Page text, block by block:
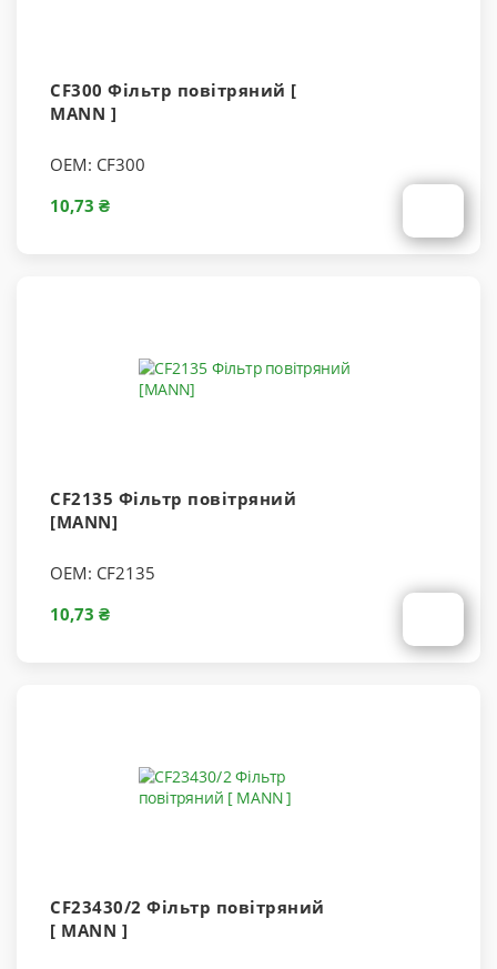
CF300 Фільтр повітряний [
MANN ]
OEM: CF300
10,73 ₴
CF2135 Фільтр повітряний
[MANN]
OEM: CF2135
10,73 ₴
CF23430/2 Фільтр повітряний
[ MANN ]